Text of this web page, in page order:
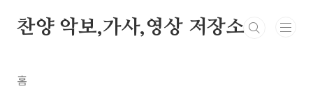
찬양 악보,가사,영상 저장소
홈